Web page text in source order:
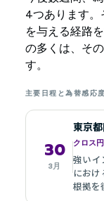
4つあります。
を与える経路
の多くは、そ
す。
主要日程と為替感
30
3月
東京
クロス
強い
におけ
根拠を